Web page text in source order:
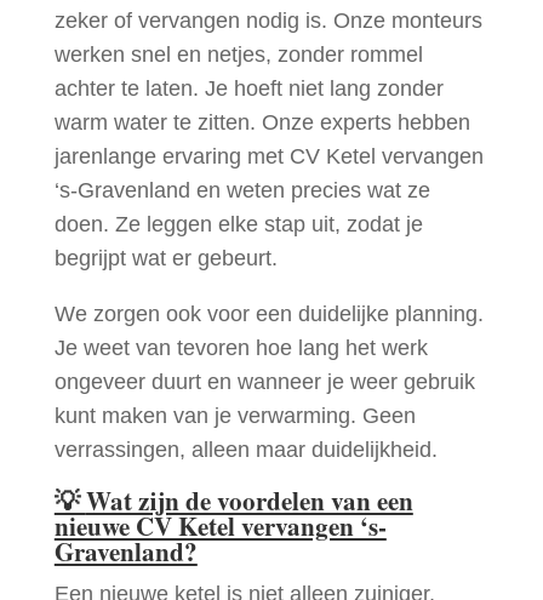
zeker of vervangen nodig is. Onze monteurs
werken snel en netjes, zonder rommel
achter te laten. Je hoeft niet lang zonder
warm water te zitten. Onze experts hebben
jarenlange ervaring met CV Ketel vervangen
‘s-Gravenland en weten precies wat ze
doen. Ze leggen elke stap uit, zodat je
begrijpt wat er gebeurt.
We zorgen ook voor een duidelijke planning.
Je weet van tevoren hoe lang het werk
ongeveer duurt en wanneer je weer gebruik
kunt maken van je verwarming. Geen
verrassingen, alleen maar duidelijkheid.
💡Wat zijn de voordelen van een
nieuwe CV Ketel vervangen ‘s-
Gravenland?
Een nieuwe ketel is niet alleen zuiniger,